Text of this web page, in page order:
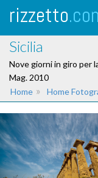
rizzetto
Sicilia
Nove giorni in giro per
Mag. 2010
Home » Home